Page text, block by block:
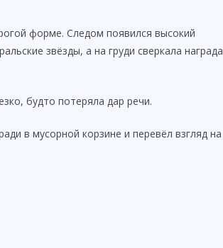
форме. Следом появился высокий
звёзды, а на груди сверкала награда
будто потеряла дар речи.
в мусорной корзине и перевёл взгляд на